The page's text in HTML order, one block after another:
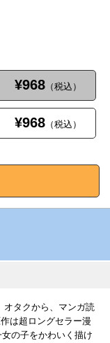
¥968 （税込）
¥968 （税込）
オタクから、マンガ読
は超ロングセラー漫
の子をかわいく描け